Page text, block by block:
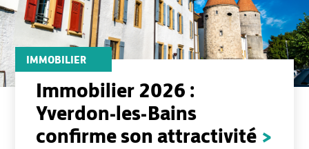
IMMOBILIER
Immobilier 2026 :
Yverdon-les-Bains
confirme son attractivité >